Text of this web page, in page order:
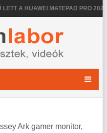
HUAWEI MATEPAD PRO 2026
Ark gamer monitor,